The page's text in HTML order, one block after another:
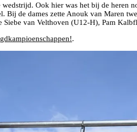
Ook hier was het bij de
Bij de dames zette Anouk van Maren
Siebe van Velthoven (U12-H), Pam
.